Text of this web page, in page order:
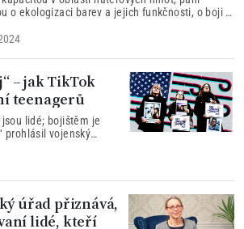
o ekologizaci barev a jejich funkčnosti, o boji s
– jak TikTok
teenagerů
lidé; bojištěm je
prohlásil vojenský
úřad přiznává,
lidé, kteří